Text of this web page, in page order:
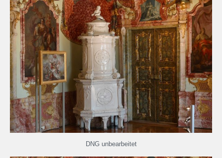
DNG unbearbeitet